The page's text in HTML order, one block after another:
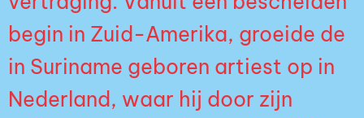
begin in Zuid-Amerika, groeide de
in Suriname geboren artiest op in
Nederland, waar hij door zijn